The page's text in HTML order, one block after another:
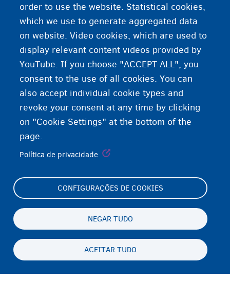
Peça orientação a umadvogado
antes de iniciar um
procedimento de regularização por razões
humanitárias.
order to use the website. Statistical cookies,
which we use to generate aggregated data
on website. Video cookies, which are used to
display relevant content videos provided by
YouTube. If you choose "ACCEPT ALL", you
consent to the use of all cookies. You can
also accept individual cookie types and
revoke your consent at any time by clicking
on "Cookie Settings" at the bottom of the
page.
Política de privacidade
CONFIGURAÇÕES DE COOKIES
NEGAR TUDO
ACEITAR TUDO
Footer
(menu)
Cookie Settings
Privacidade e aviso legal
PT-BR
Persistent